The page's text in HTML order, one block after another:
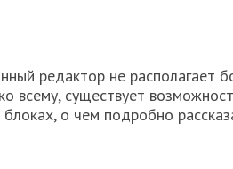
редактор не располагает
всему, существует
о чем подробно